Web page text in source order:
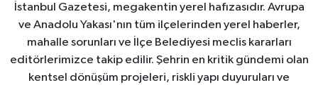
İstanbul Gazetesi, megakentin yerel hafızasıdır. Avrupa
ve Anadolu Yakası'nın tüm ilçelerinden yerel haberler,
mahalle sorunları ve İlçe Belediyesi meclis kararları
editörlerimizce takip edilir. Şehrin en kritik gündemi olan
kentsel dönüşüm projeleri, riskli yapı duyuruları ve